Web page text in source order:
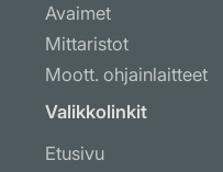
Avaimet
Mittaristot
Moott. ohjainlaitteet
Muut ohjausyksiköt
Ohj. laitteiden koodaus
Valikkolinkit
Etusivu